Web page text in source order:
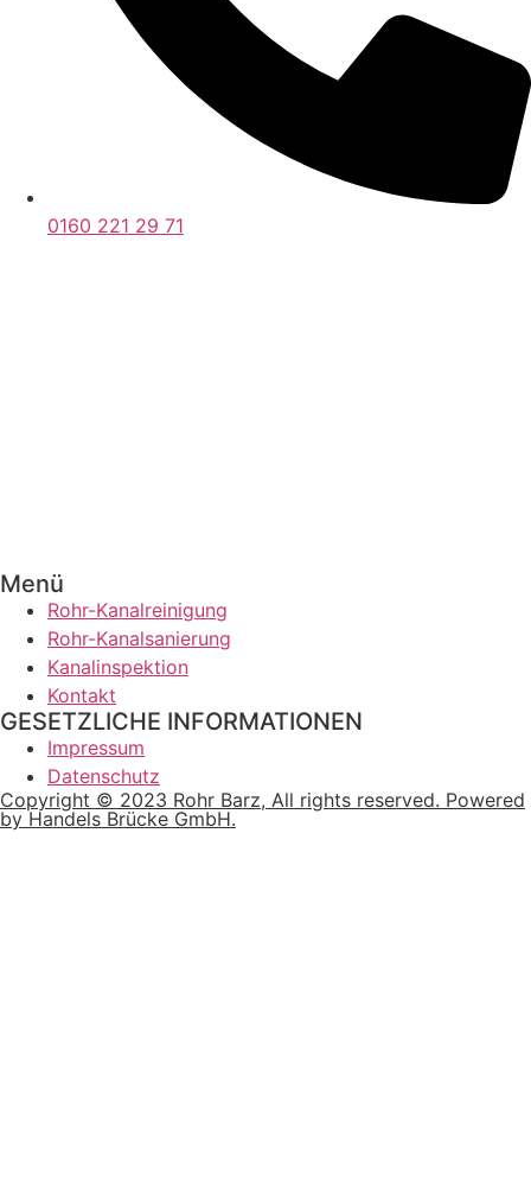
0160 221 29 71
Menü
Rohr-Kanalreinigung
Rohr-Kanalsanierung
Kanalinspektion
Kontakt
GESETZLICHE INFORMATIONEN
Impressum
Datenschutz
Copyright © 2023 Rohr Barz, All rights reserved. Powered
by Handels Brücke GmbH.